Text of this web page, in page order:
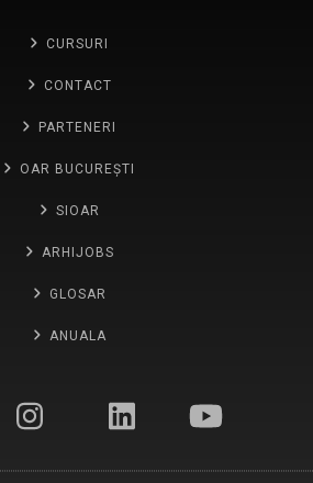
CURSURI
CONTACT
PARTENERI
OAR BUCUREȘTI
SIOAR
ARHIJOBS
GLOSAR
ANUALA